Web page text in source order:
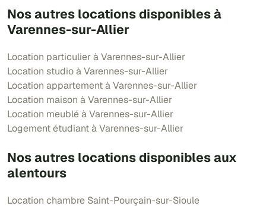
Nos autres locations disponibles à
Varennes-sur-Allier
Location particulier à Varennes-sur-Allier
Location studio à Varennes-sur-Allier
Location appartement à Varennes-sur-Allier
Location maison à Varennes-sur-Allier
Location meublé à Varennes-sur-Allier
Logement étudiant à Varennes-sur-Allier
Nos autres locations disponibles aux
alentours
Location chambre Saint-Pourçain-sur-Sioule